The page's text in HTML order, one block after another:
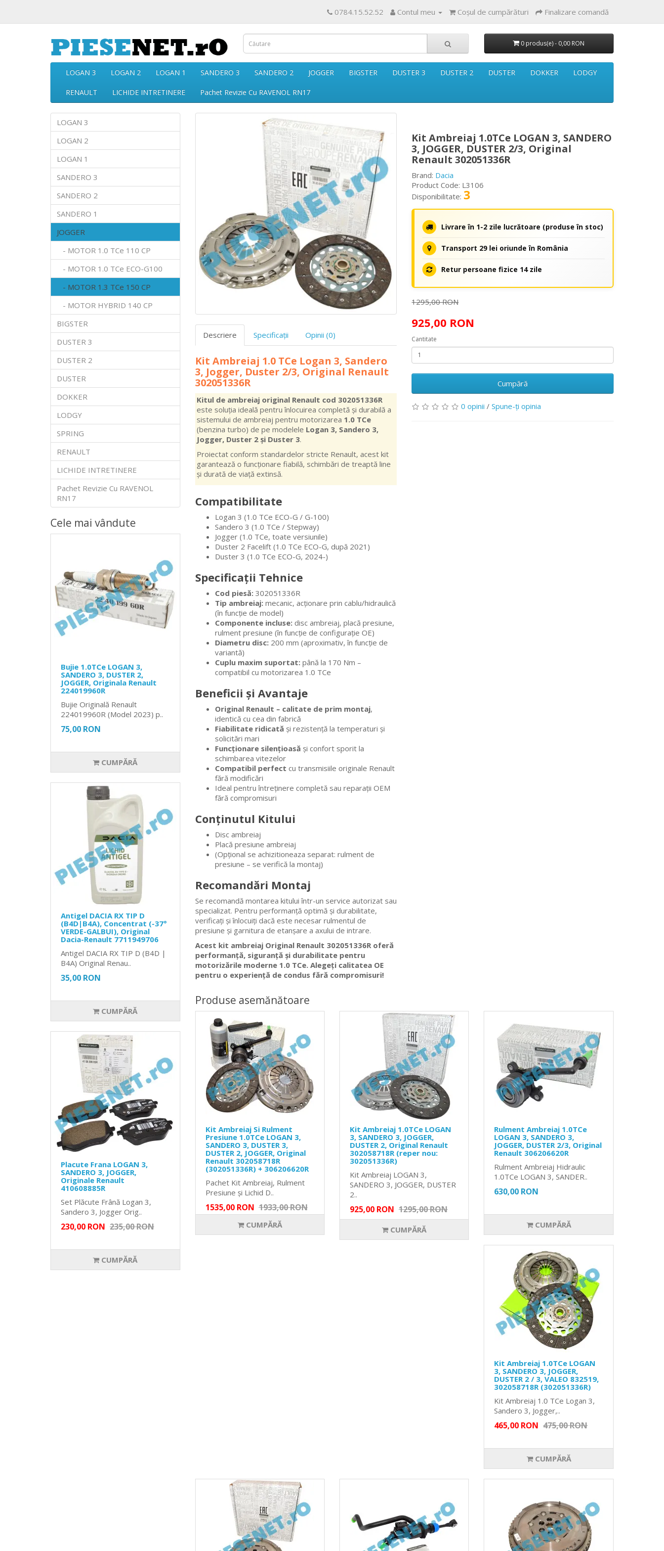
0784.15.52.52 Contul meu Coşul de cumpărături Finalizare comandă
0 produs(e) - 0,00 RON
LOGAN 3 LOGAN 2 LOGAN 1 SANDERO 3 SANDERO 2 JOGGER BIGSTER DUSTER 3 DUSTER 2 DUSTER DOKKER LODGY
RENAULT LICHIDE INTRETINERE Pachet Revizie Cu RAVENOL RN17
LOGAN 3
LOGAN 2
LOGAN 1
SANDERO 3
SANDERO 2
SANDERO 1
JOGGER
- MOTOR 1.0 TCe 110 CP
- MOTOR 1.0 TCe ECO-G100
- MOTOR 1.3 TCe 150 CP
- MOTOR HYBRID 140 CP
BIGSTER
DUSTER 3
DUSTER 2
DUSTER
DOKKER
LODGY
SPRING
RENAULT
LICHIDE INTRETINERE
Pachet Revizie Cu RAVENOL
RN17
Cele mai vândute
Bujie 1.0TCe LOGAN 3,
SANDERO 3, DUSTER 2,
JOGGER, Originala Renault
224019960R
Bujie Originală Renault
224019960R (Model 2023) p..
75,00 RON
CUMPĂRĂ
Antigel DACIA RX TIP D
(B4D|B4A), Concentrat (-37°
VERDE-GALBUI), Original
Dacia-Renault 7711949706
Antigel DACIA RX TIP D (B4D |
B4A) Original Renau..
35,00 RON
CUMPĂRĂ
Placute Frana LOGAN 3,
SANDERO 3, JOGGER,
Originale Renault
410608885R
Set Plăcute Frână Logan 3,
Sandero 3, Jogger Orig..
230,00 RON 235,00 RON
CUMPĂRĂ
Descriere Specificaţii Opinii (0)
Kit Ambreiaj 1.0 TCe Logan 3, Sandero
3, Jogger, Duster 2/3, Original Renault
302051336R
Kitul de ambreiaj original Renault cod 302051336R
este soluția ideală pentru înlocuirea completă și durabilă a
sistemului de ambreiaj pentru motorizarea 1.0 TCe
(benzina turbo) de pe modelele Logan 3, Sandero 3,
Jogger, Duster 2 și Duster 3.
Proiectat conform standardelor stricte Renault, acest kit
garantează o funcționare fiabilă, schimbări de treaptă line
și durată de viață extinsă.
Compatibilitate
Logan 3 (1.0 TCe ECO-G / G-100)
Sandero 3 (1.0 TCe / Stepway)
Jogger (1.0 TCe, toate versiunile)
Duster 2 Facelift (1.0 TCe ECO-G, după 2021)
Duster 3 (1.0 TCe ECO-G, 2024-)
Specificații Tehnice
Cod piesă:302051336R
Tip ambreiaj:mecanic, acționare prin cablu/hidraulică
(în funcție de model)
Componente incluse:disc ambreiaj, placă presiune,
rulment presiune (în funcție de configurație OE)
Diametru disc:200 mm (aproximativ, în funcție de
variantă)
Cuplu maxim suportat:până la 170 Nm –
compatibil cu motorizarea 1.0 TCe
Beneficii și Avantaje
Original Renault – calitate de prim montaj,
identică cu cea din fabrică
Fiabilitate ridicată și rezistență la temperaturi și
solicitări mari
Funcționare silențioasă și confort sporit la
schimbarea vitezelor
Compatibil perfect cu transmisiile originale Renault
fără modificări
Ideal pentru întreținere completă sau reparații OEM
fără compromisuri
Conținutul Kitului
Disc ambreiaj
Placă presiune ambreiaj
(Opțional se achizitioneaza separat: rulment de
presiune – se verifică la montaj)
Recomandări Montaj
Se recomandă montarea kitului într-un service autorizat sau
specializat. Pentru performanță optimă și durabilitate,
verificați și înlocuiți dacă este necesar rulmentul de
presiune și garnitura de etanșare a axului de intrare.
Acest kit ambreiaj Original Renault 302051336R oferă
performanță, siguranță și durabilitate pentru
motorizările moderne 1.0 TCe. Alegeți calitatea OE
pentru o experiență de condus fără compromisuri!
Kit Ambreiaj 1.0TCe LOGAN 3, SANDERO
3, JOGGER, DUSTER 2/3, Original
Renault 302051336R
Brand: Dacia
Product Code: L3106
Disponibilitate: 3
Livrare în 1-2 zile lucrătoare (produse în stoc)
Transport 29 lei oriunde în România
Retur persoane fizice 14 zile
1295,00 RON
925,00 RON
Cantitate
Cumpără
0 opinii /Spune-ţi opinia
Produse asemănătoare
Kit Ambreiaj Si Rulment
Presiune 1.0TCe LOGAN 3,
SANDERO 3, DUSTER 3,
DUSTER 2, JOGGER, Original
Renault 302058718R
(302051336R) + 306206620R
Pachet Kit Ambreiaj, Rulment
Presiune și Lichid D..
1535,00 RON 1933,00 RON
CUMPĂRĂ
Kit Ambreiaj 1.0TCe LOGAN
3, SANDERO 3, JOGGER,
DUSTER 2, Original Renault
302058718R (reper nou:
302051336R)
Kit Ambreiaj LOGAN 3,
SANDERO 3, JOGGER, DUSTER
2..
925,00 RON 1295,00 RON
CUMPĂRĂ
Rulment Ambreiaj 1.0TCe
LOGAN 3, SANDERO 3,
JOGGER, DUSTER 2/3, Original
Renault 306206620R
Rulment Ambreiaj Hidraulic
1.0TCe LOGAN 3, SANDER..
630,00 RON
CUMPĂRĂ
Kit Ambreiaj 1.0TCe LOGAN
3, SANDERO 3, JOGGER,
DUSTER 2 / 3, VALEO 832519,
302058718R (302051336R)
Kit Ambreiaj 1.0 TCe Logan 3,
Sandero 3, Jogger,..
465,00 RON 475,00 RON
CUMPĂRĂ